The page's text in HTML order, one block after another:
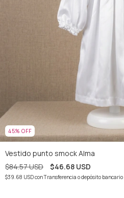
45% OFF
Vestido punto smock Alma
$84.57 USD
$46.68 USD
$39.68 USDconTransferencia o depósito bancario